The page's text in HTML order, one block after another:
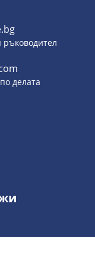
ръководител
делата